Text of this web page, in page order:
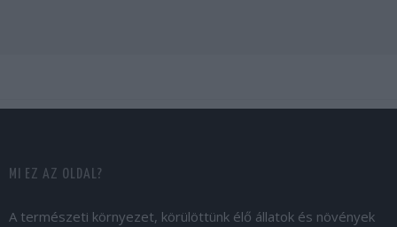
MI EZ AZ OLDAL?
A természeti környezet, körülöttünk élő állatok és növények